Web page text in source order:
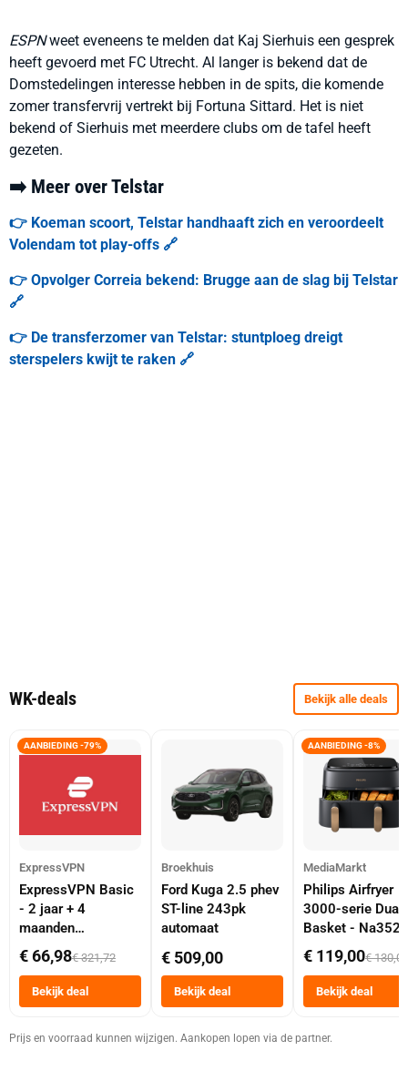
ESPNweet eveneens te melden dat Kaj Sierhuis een gesprek
heeft gevoerd met FC Utrecht. Al langer is bekend dat de
Domstedelingen interesse hebben in de spits, die komende
zomer transfervrij vertrekt bij Fortuna Sittard. Het is niet
bekend of Sierhuis met meerdere clubs om de tafel heeft
gezeten.
➡️ Meer over Telstar
👉 Koeman scoort, Telstar handhaaft zich en veroordeelt
Volendam tot play-offs 🔗
👉 Opvolger Correia bekend: Brugge aan de slag bij Telstar
🔗
👉 De transferzomer van Telstar: stuntploeg dreigt
sterspelers kwijt te raken 🔗
WK-deals Bekijk alle deals
AANBIEDING -79%
ExpressVPN
ExpressVPN Basic
- 2 jaar + 4
maanden
abonnement
€ 66,98€ 321,72
Bekijk deal
Broekhuis
Ford Kuga 2.5 phev
ST-line 243pk
automaat
€ 509,00
Bekijk deal
AANBIEDING -8%
MediaMarkt
Philips Airfryer
3000-serie Dual
Basket -
Dubbele Mand 9
Tot 6 Personen
Heteluchtfriteuse
Zwart
€ 119,00€ 130,00
Bekijk deal
Prijs en voorraad kunnen wijzigen. Aankopen lopen via de partner.